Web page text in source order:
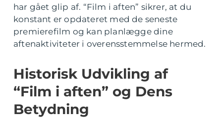
har gået glip af. “Film i aften” sikrer, at du
konstant er opdateret med de seneste
premierefilm og kan planlægge dine
aftenaktiviteter i overensstemmelse hermed.
Historisk Udvikling af
“Film i aften” og Dens
Betydning